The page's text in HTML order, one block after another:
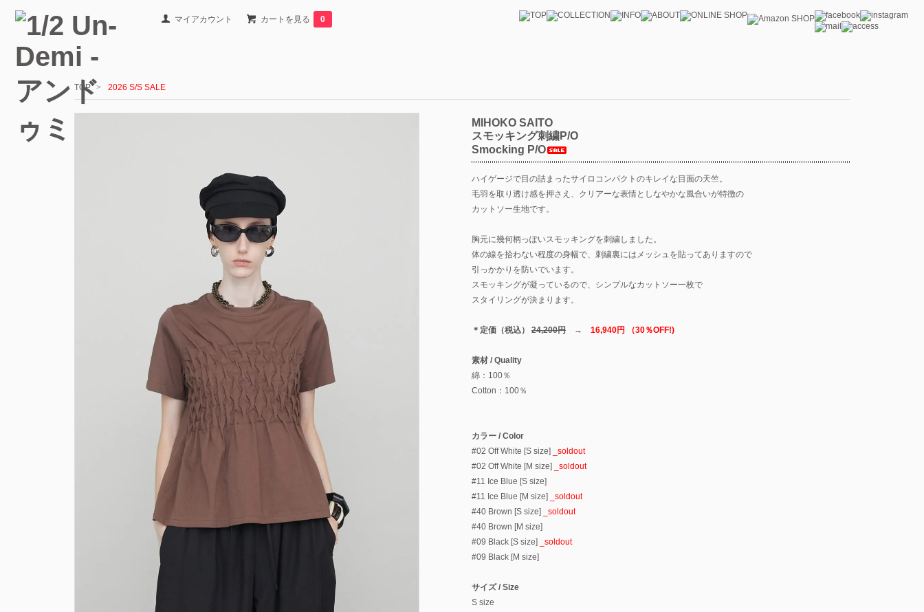
マイアカウント カートを見る 0
TOP > 2026 S/S SALE
MIHOKO SAITO
スモッキング刺繍P/O
Smocking P/O
ハイゲージで目の詰まったサイロコンパクトのキレイな目面の天竺。
毛羽を取り透け感を押さえ、クリアーな表情としなやかな風合いが特徴の
カットソー生地です。
胸元に幾何柄っぽいスモッキングを刺繍しました。
体の線を拾わない程度の身幅で、刺繍裏にはメッシュを貼ってありますので
引っかかりを防いでいます。
スモッキングが凝っているので、シンプルなカットソー一枚で
スタイリングが決まります。
＊定価（税込） 24,200円 → 16,940円 （30％OFF!)
素材 / Quality
綿：100％
Cotton：100％
カラー / Color
#02 Off White [S size]
_soldout
#02 Off White [M size] _soldout
#11 Ice Blue [S size]
#11 Ice Blue [M size]
_soldout
#40 Brown [S size]
_soldout
#40 Brown [M size]
#09 Black [S size] _soldout
#09 Black [M size]
サイズ / Size
S size